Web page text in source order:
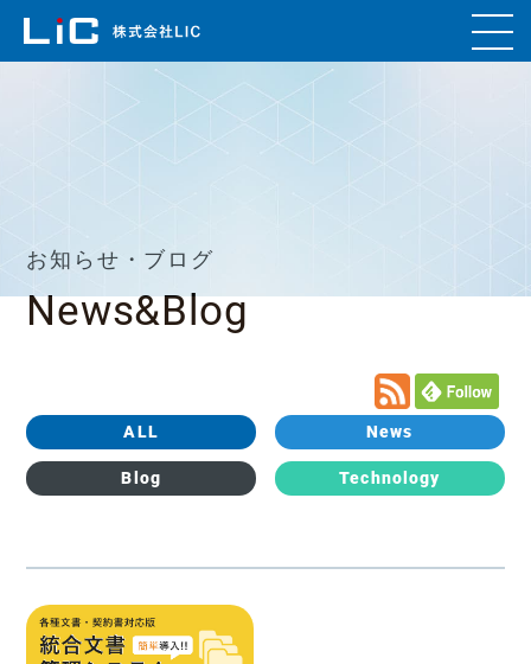
お知らせ・ブログ
News&Blog
ALL News
Blog Technology